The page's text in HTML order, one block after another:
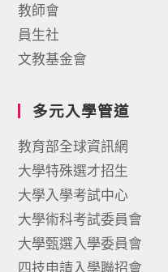
教師會
員生社
文教基金會
多元入學管道
教育部全球資訊網
大學特殊選才招生
大學入學考試中心
大學術科考試委員會
大學甄選入學委員會
四技申請入學聯招會